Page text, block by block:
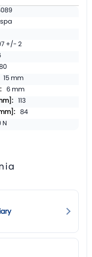
+/- 2
15 mm
6 mm
113
84
N